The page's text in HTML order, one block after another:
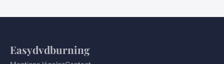
Easydvdburning